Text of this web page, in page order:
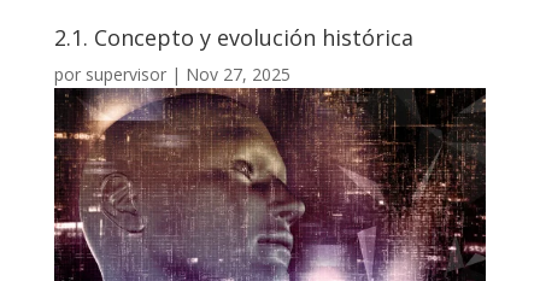
2.1. Concepto y evolución histórica
por supervisor| Nov 27, 2025